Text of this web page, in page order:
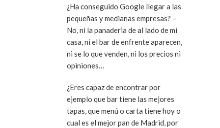
¿Ha conseguido Google llegar a las
pequeñas y medianas empresas? –
No, ni la panaderia de al lado de mi
casa, ni el bar de enfrente aparecen,
ni se lo que venden, ni los precios ni
opiniones…
¿Eres capaz de encontrar por
ejemplo que bar tiene las mejores
tapas, que menú o carta tiene hoy o
cual es el mejor pan de Madrid, por